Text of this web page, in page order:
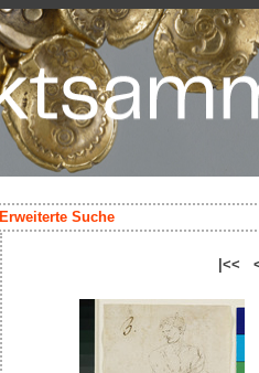
Erweiterte Suche
|<<